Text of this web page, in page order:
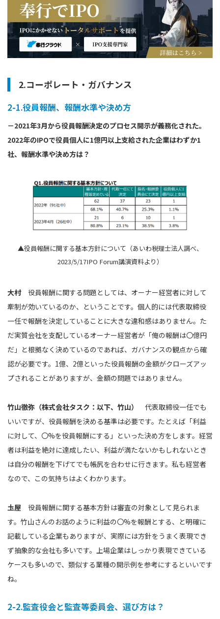
2.コーポレート・ガバナンス
2-1.役員報酬、報酬水準や決め方
－2021年3月から役員報酬決定のプロセス開示が義務化された。
2022年のIPOで役員個人に1億円以上支給された企業はわずか1
社、報酬水準や決め方は？
▲役員報酬に関する基本方針について（あいわ税理士法人調べ、
2023/5/17IPO Forum講演資料より）
大村役員報酬に関する問題としては、オーナー経営者に対して
牽制が効いているのか、ということです。個人的には代表取締役
一任で報酬を決定していることに大きな違和感はありません。た
だ実質会社を支配しているオーナー経営者が「俺の報酬は〇億円
だ」と根拠なく決めているのであれば、ガバナンスの観点から確
認が必要です。1億、2億といった役員報酬の金額がクローズアッ
プされることがありますが、金額の問題ではありません。
竹山徹弥（株式会社タスク：以下、竹山）
代表取締役一任でも
いいですが、役員報酬を決める基準は必要です。たとえば「利益
に対して、〇%を役員報酬にする」といった決め方をします。経営
者は利益を絶対に達成したい、利益が満たないかもしれないとき
は自分の報酬を下げてでも帳尻を合わせに行きます。私も経営者
なので、この気持ちはよくわかります。
圡屋 役員報酬に関する基本方針は審査の対象として見られま
す。竹山さんのお話のように利益の〇%を報酬とする、と明確に
記載している企業もありますが、実際には方針をうまく表現でき
ず抽象的な会社も多いです。上場企業はしっかり表現できている
ケースも多いので、類似する業種の開示例を参考にするといいです
ね。
2-2.監査役会と監査等委員会、選び方は？